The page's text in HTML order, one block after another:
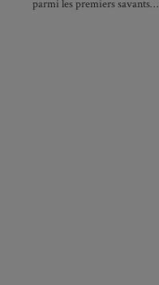
parmi les premiers savants…